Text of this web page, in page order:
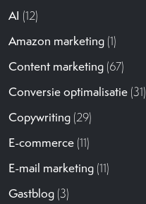
AI (12)
Amazon marketing (1)
Content marketing (67)
Conversie optimalisatie (31)
Copywriting (29)
E-commerce (11)
E-mail marketing (11)
Gastblog (3)